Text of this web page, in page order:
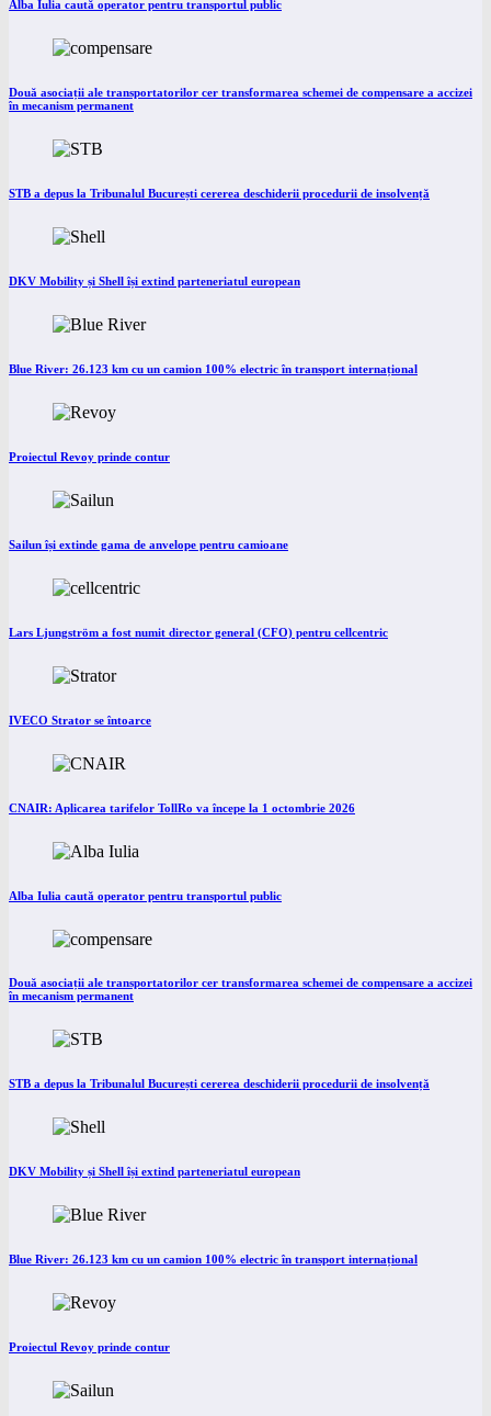
Alba Iulia caută operator pentru transportul public
Două asociații ale transportatorilor cer transformarea schemei de compensare a accizei
în mecanism permanent
STB a depus la Tribunalul București cererea deschiderii procedurii de insolvență
DKV Mobility și Shell își extind parteneriatul european
Blue River: 26.123 km cu un camion 100% electric în transport internațional
Proiectul Revoy prinde contur
Sailun își extinde gama de anvelope pentru camioane
Lars Ljungström a fost numit director general (CFO) pentru cellcentric
IVECO Strator se întoarce
CNAIR: Aplicarea tarifelor TollRo va începe la 1 octombrie 2026
Alba Iulia caută operator pentru transportul public
Două asociații ale transportatorilor cer transformarea schemei de compensare a accizei
în mecanism permanent
STB a depus la Tribunalul București cererea deschiderii procedurii de insolvență
DKV Mobility și Shell își extind parteneriatul european
Blue River: 26.123 km cu un camion 100% electric în transport internațional
Proiectul Revoy prinde contur